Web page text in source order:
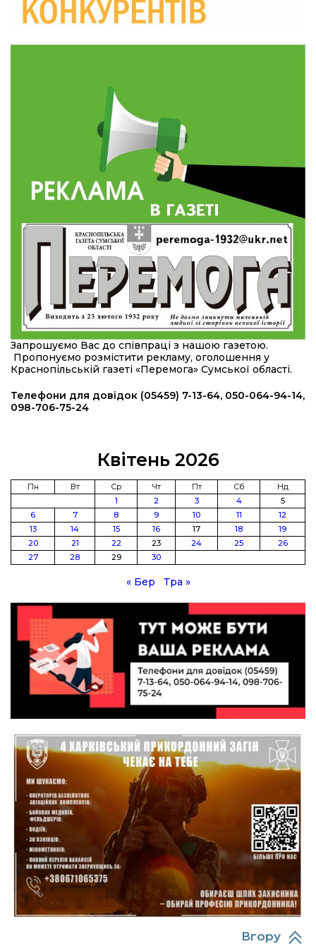
10:36
28 лип
Валентина Масалітіна: «Нас тримає віра в
Перемогу і повернення додому»
Обмежено придатний, але безмежно
вмотивований: Як колишній лісівник став асом
артилерії
490 пацієнтів та 15 відвіданих сіл: МБФ
«Альянс громадського здоров’я» підбив
підсумки роботи мобільних клінік у Сумській
області
12:24
23 лип
Покинув безпечне життя за кордоном, щоб
захистити рідну землю: пам’яті Сергія
Балабаєнка (ВІДЕО)
23 лип
Командир гармати Руслан Козирін: «Змінити
підрозділ чи бригаду – навіть думки не було»
20:36
22 лип
Нова кав’ярня в Сумах: як родина військового
з Краснопілля відкрила «Лев каву» за грантові
кошти (ВІДЕО)
14:37
21 лип
Захищав кордон до останнього подиху:
пам’яті полеглого прикордонника Олександра
Від штанги до «крил»: як спорт і характер
колишнього паверліфтера гартують перемогу
11:19
21 лип
На щиті повертається додому:
Краснопільська громада втратила 27-річного
Захисника Сергія Балабаєнка
11:00 Музей, який був частиною життя
10:49
19 лип
Інтелектуальні злети та творчі перемоги:
історія успіху випускниці Вікторії Кондратенко
10:40
Вірний присязі до останнього подиху:
підтримайте петицію про присвоєння звання
«Герой України» (посмертно) прикордоннику
Олександру Бойку
20:34
17 лип
Кохання попри все: як українці створюють сім’ї
в реаліях 2026 року
13:52
15 лип
І волейбол, і хімія на “відмінно”: неймовірна
історія успіху випускниці з Краснопілля
Анастасії Гонтар
13:27
15 лип
НБУ вводить нову банкноту 2 000 грн із
портретом легендарного українця: що
зміниться для наших гаманців
13:22
15 лип
Гаманець у шоці: які продукти в Україні різко
подешевшали, а за що доведеться платити
Запрошуємо Вас до співпраці з нашою газетою.
Пропонуємо розмістити рекламу, оголошення у
Краснопільській газеті «Перемога» Сумської області.
Телефони для довідок (05459) 7-13-64, 050-064-94-14,
098-706-75-24
Квітень 2026
Пн Вт Ср Чт Пт Сб
Нд
1
2 3 4
5
6
7 8 9 10 11
12
13
14 15 16 17 18
19
20
21 22 23 24 25
26
27
28 29 30
« Бер Тра »
Вгору